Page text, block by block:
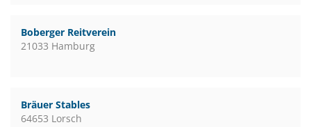
Boberger Reitverein
21033 Hamburg
Bräuer Stables
64653 Lorsch